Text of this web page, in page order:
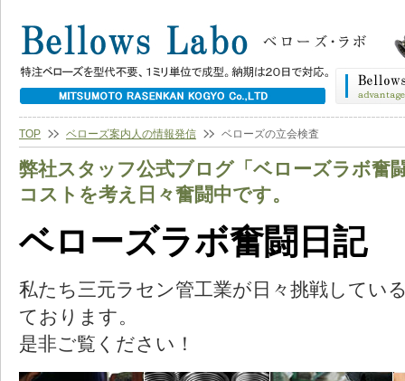
TOP ベローズ案内人の情報発信 ベローズの立会検査
弊社スタッフ公式ブログ「ベローズラボ奮
コストを考え日々奮闘中です。
ベローズラボ奮闘日記
私たち三元ラセン管工業が日々挑戦してい
ております。
是非ご覧ください！